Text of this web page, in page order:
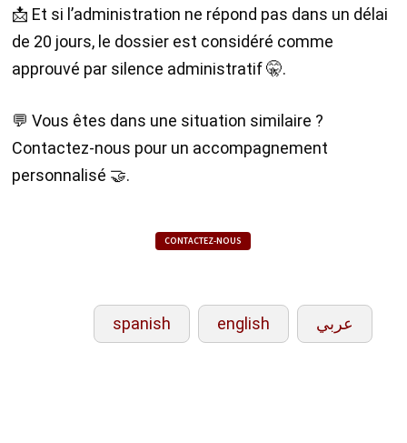
📩 Et si l’administration ne répond pas dans un délai
de 20 jours, le dossier est considéré comme
approuvé par silence administratif 🤫.
💬 Vous êtes dans une situation similaire ?
Contactez-nous pour un accompagnement
personnalisé 🤝.
CONTACTEZ-NOUS
spanish english عربي